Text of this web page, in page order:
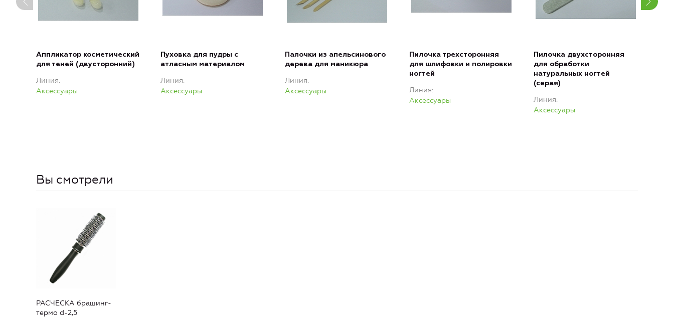
Аппликатор косметический
для теней (двусторонний)
Линия
Аксессуары
Пуховка для пудры с
атласным материалом
Линия
Аксессуары
Палочки из апельсинового
дерева для маникюра
Линия
Аксессуары
Пилочка трехсторонняя
для шлифовки и полировки
ногтей
Линия
Аксессуары
Пилочка двухсторонняя
для обработки
натуральных ногтей
(серая)
Линия
Аксессуары
Вы смотрели
РАСЧЕСКА брашинг-
термо d-2,5